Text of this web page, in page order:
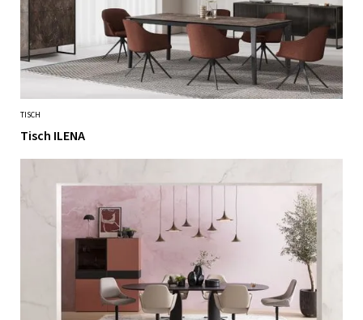
TISCH
Tisch ILENA